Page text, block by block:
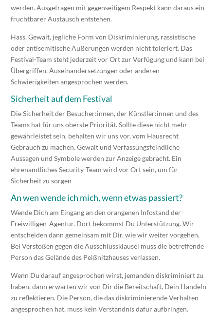
werden. Ausgetragen mit gegenseitigem Respekt kann daraus ein
fruchtbarer Austausch entstehen.
Hass, Gewalt, jegliche Form von Diskriminierung, rassistische
oder antisemitische Äußerungen werden nicht toleriert. Das
Festival-Team steht jederzeit vor Ort zur Verfügung und kann bei
Übergriffen, Auseinandersetzungen oder anderen
Schwierigkeiten angesprochen werden.
Sicherheit auf dem Festival
Die Sicherheit der Besucher:innen, der Künstler:innen und des
Teams hat für uns oberste Priorität. Sollte diese nicht mehr
gewährleistet sein, behalten wir uns vor, vom Hausrecht
Gebrauch zu machen. Gewalt und Verfassungsfeindliche
Aussagen und Symbole werden zur Anzeige gebracht. Ein
ehrenamtliches Security-Team wird vor Ort sein, um für
Sicherheit zu sorgen
An wen wende ich mich, wenn etwas passiert?
Wende Dich am Eingang an den orangenen Infostand der
Freiwilligen-Agentur. Dort bekommst Du Unterstützung. Wir
entscheiden dann gemeinsam mit Dir, wie wir weiter vorgehen.
Bei Verstößen gegen die Ausschlussklausel muss die betreffende
Person das Gelände des Peißnitzhauses verlassen.
Wenn Du darauf angesprochen wirst, jemanden diskriminiert zu
haben, dann erwarten wir von Dir die Bereitschaft, Dein Handeln
zu reflektieren. Die Person, die das diskriminierende Verhalten
angesprochen hat, muss kein Verständnis dafür aufbringen.